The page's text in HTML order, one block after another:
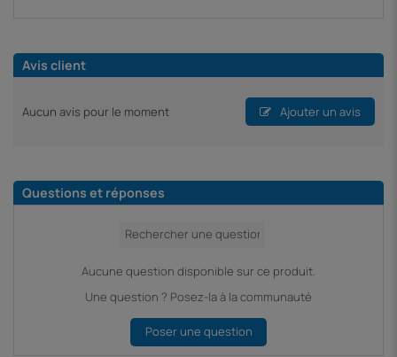
Avis client
Aucun avis pour le moment Ajouter un avis
Questions et réponses
Aucune question disponible sur ce produit.
Une question ? Posez-la à la communauté
Poser une question